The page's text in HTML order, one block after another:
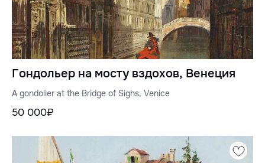
Гондольер на мосту вздохов, Венеция
A gondolier at the Bridge of Sighs, Venice
50 000₽